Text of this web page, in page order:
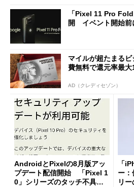
「Pixel 11 Pro
開 イベント開始前
マイルが超たまる
費無料で還元率最大
AD（クレディセゾン）
AndroidとPixelの8月版アッ
プデート配信開始 「Pixel 1
0」シリーズのタッチ不具合
「
ー：
リ